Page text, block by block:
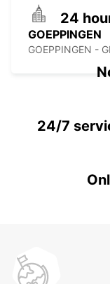
GOEPPINGEN
GOEPPINGEN -
24
24/7